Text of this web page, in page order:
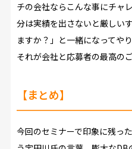
チの会社ならこんな事にチャ
分は実績を出さないと厳しい
ますか？」と一緒になってや
それが会社と応募者の最高の
【まとめ】
今回のセミナーで印象に残っ